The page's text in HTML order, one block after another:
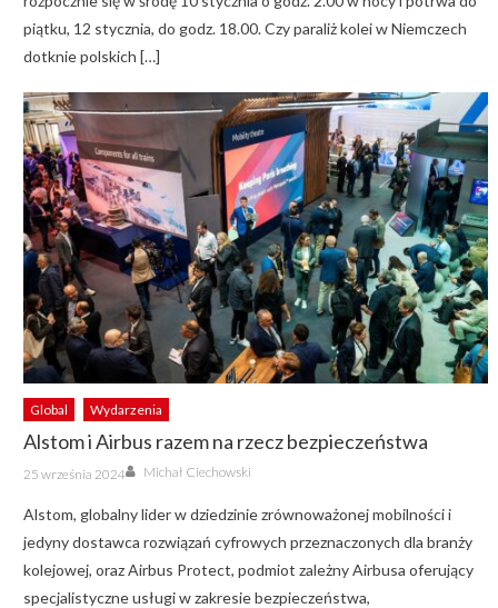
piątku, 12 stycznia, do godz. 18.00. Czy paraliż kolei w Niemczech
dotknie polskich […]
Global Wydarzenia
Alstom i Airbus razem na rzecz bezpieczeństwa
Posted
on
25 września 2024 Author
Michał Ciechowski
Alstom, globalny lider w dziedzinie zrównoważonej mobilności i
jedyny dostawca rozwiązań cyfrowych przeznaczonych dla branży
kolejowej, oraz Airbus Protect, podmiot zależny Airbusa oferujący
specjalistyczne usługi w zakresie bezpieczeństwa,